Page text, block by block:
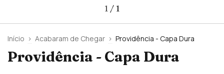
1 / 1
Início > Acabaram de Chegar > Providência - Capa Dura
Providência - Capa Dura